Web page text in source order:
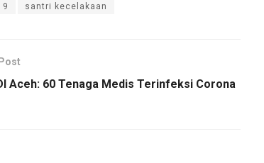
santri kecelakaan
Aceh: 60 Tenaga Medis Terinfeksi Corona